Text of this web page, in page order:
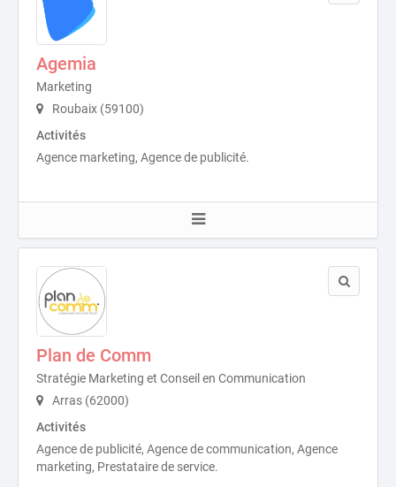
Agemia
Marketing
Roubaix (59100)
Activités
Agence marketing, Agence de publicité.
Plan de Comm
Stratégie Marketing et Conseil en Communication
Arras (62000)
Activités
Agence de publicité, Agence de communication, Agence
marketing, Prestataire de service.